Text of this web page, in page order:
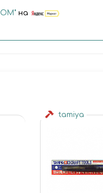
на
tamiya